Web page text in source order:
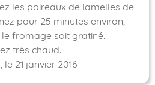
les poireaux de lamelles de
pour 25 minutes environ,
fromage soit gratiné.
très chaud.
le 21 janvier 2016